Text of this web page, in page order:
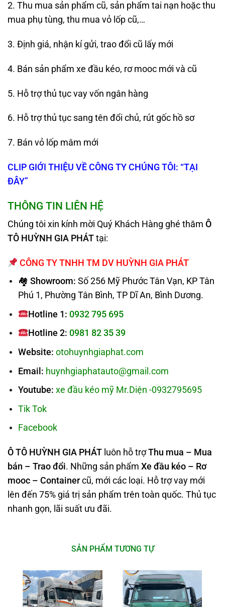
2. Thu mua sản phẩm cũ, sản phẩm tai nạn hoặc thu
mua phụ tùng, thu mua vỏ lốp cũ,…
3. Định giá, nhận kí gửi, trao đổi cũ lấy mới
4. Bán sản phẩm xe đầu kéo, rơ mooc mới và cũ
5. Hỗ trợ thủ tục vay vốn ngân hàng
6. Hỗ trợ thủ tục sang tên đổi chủ, rút gốc hồ sơ
7. Bán vỏ lốp mâm mới
CLIP GIỚI THIỆU VỀ CÔNG TY CHÚNG TÔI: “TẠI
ĐÂY”
THÔNG TIN LIÊN HỆ
Chúng tôi xin kính mời Quý Khách Hàng ghé thăm Ô
TÔ HUỲNH GIA PHÁT tại:
CÔNG TY TNHH TM DV HUỲNH GIA PHÁT
🏘 Showroom: Số 256 Mỹ Phước Tân Vạn, KP Tân
Phú 1, Phường Tân Bình, TP Dĩ An, Bình Dương.
Hotline 1: 0932 795 695
Hotline 2: 0981 82 35 39
Website: otohuynhgiaphat.com
Email: huynhgiaphatauto@gmail.com
Youtube: xe đầu kéo mỹ Mr.Diện -0932795695
Tik Tok
Facebook
Ô TÔ HUỲNH GIA PHÁT luôn hỗ trợThu mua – Mua
bán – Trao đổi. Những sản phẩm Xe đầu kéo – Rơ
mooc – Containercũ, mới các loại. Hỗ trợ vay mới
lên đến 75% giá trị sản phẩm trên toàn quốc. Thủ tục
nhanh gọn, lãi suất ưu đãi.
SẢN PHẨM TƯƠNG TỰ